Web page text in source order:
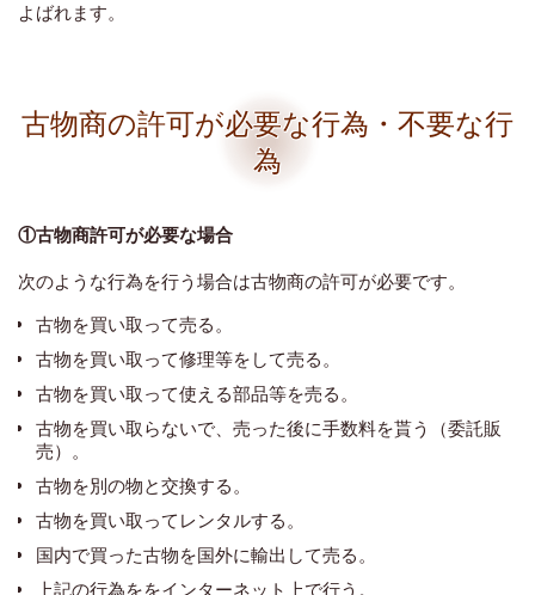
よばれます。
古物商の許可が必要な行為・不要な行
為
①古物商許可が必要な場合
次のような行為を行う場合は古物商の許可が必要です。
古物を買い取って売る。
古物を買い取って修理等をして売る。
古物を買い取って使える部品等を売る。
古物を買い取らないで、売った後に手数料を貰う（委託販
売）。
古物を別の物と交換する。
古物を買い取ってレンタルする。
国内で買った古物を国外に輸出して売る。
上記の行為ををインターネット上で行う。